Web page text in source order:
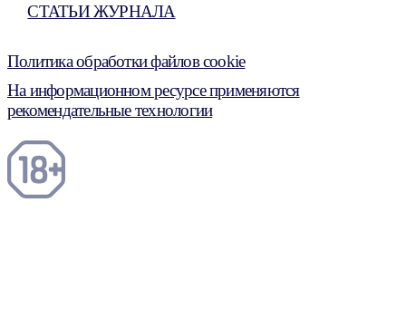
СТАТЬИ ЖУРНАЛА
Политика обработки файлов cookie
На информационном ресурсе применяются
рекомендательные технологии